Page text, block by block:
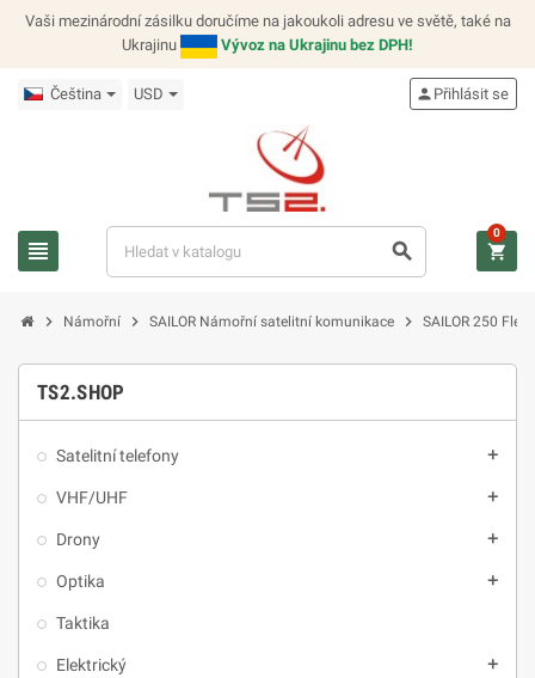
Vaši mezinárodní zásilku doručíme na jakoukoli adresu ve světě, také na
Ukrajinu
Vývoz na Ukrajinu bez DPH!
Čeština USD
view_headline search
person Přihlásit se
shopping_cart
0
chevron_right Námořní chevron_right SAILOR Námořní satelitní komunikace chevron_right SAILOR 250
TS2.SHOP
Satelitní telefony add
VHF/UHF add
Drony add
Optika add
Taktika
Elektrický add